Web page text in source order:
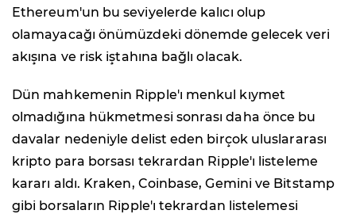
Ethereum'un bu seviyelerde kalıcı olup
olamayacağı önümüzdeki dönemde gelecek veri
akışına ve risk iştahına bağlı olacak.
Dün mahkemenin Ripple'ı menkul kıymet
olmadığına hükmetmesi sonrası daha önce bu
davalar nedeniyle delist eden birçok uluslararası
kripto para borsası tekrardan Ripple'ı listeleme
kararı aldı. Kraken, Coinbase, Gemini ve Bitstamp
gibi borsaların Ripple'ı tekrardan listelemesi